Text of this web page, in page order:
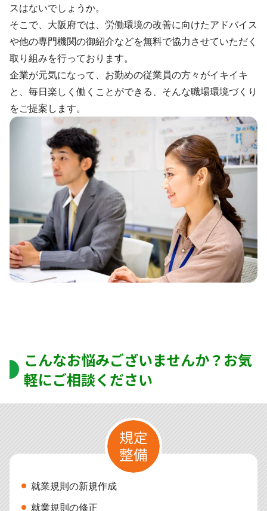
スはないでしょうか。
そこで、大阪府では、労働環境の改善に向けたアドバイス
や他の専門機関の御紹介などを無料で協力させていただく
取り組みを行っております。
企業が元気になって、お勤めの従業員の方々がイキイキ
と、毎日楽しく働くことができる、そんな職場環境づくり
をご提案します。
こんなお悩みございませんか？お気
軽にご相談ください
就業規則の新規作成
就業規則の修正